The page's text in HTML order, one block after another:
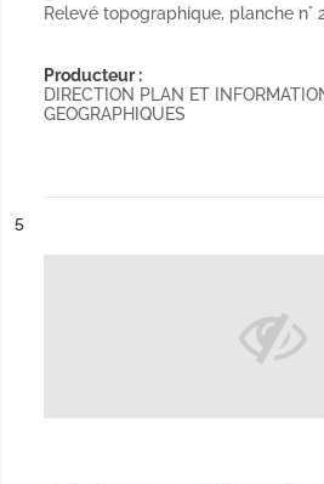
Relevé topographique, planche n°
Producteur :
DIRECTION PLAN ET
GEOGRAPHIQUES
n°
5